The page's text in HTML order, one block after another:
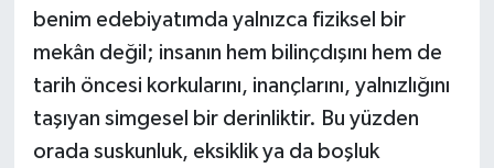
benim edebiyatımda yalnızca fiziksel bir
mekân değil; insanın hem bilinçdışını hem de
tarih öncesi korkularını, inançlarını, yalnızlığını
taşıyan simgesel bir derinliktir. Bu yüzden
orada suskunluk, eksiklik ya da boşluk